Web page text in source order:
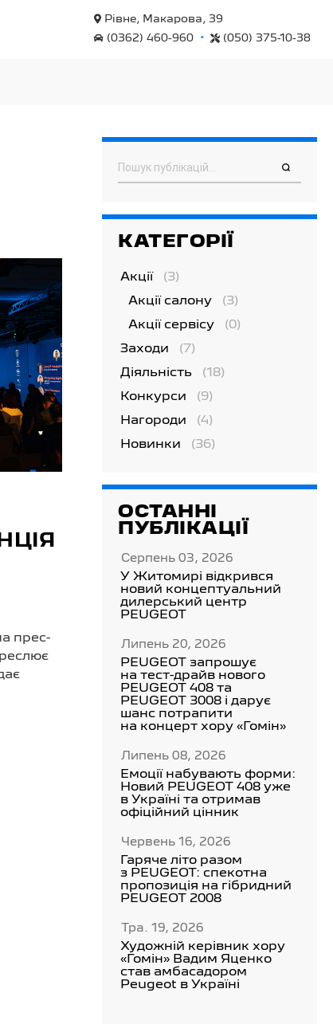
Рівне, Макарова, 39
(0362) 460-960
• (050) 375-10-38
прес-
Пошук
КАТЕГОРІЇ
Акції (3)
Акції салону (3)
Акції сервісу (0)
Заходи (7)
Діяльність (18)
Конкурси (9)
Нагороди (4)
Новинки (36)
ОСТАННІ
ПУБЛІКАЦІЇ
Серпень 03, 2026
У Житомирі відкрився
новий концептуальний
дилерський центр
PEUGEOT
Липень 20, 2026
PEUGEOT запрошує
на тест-драйв нового
PEUGEOT 408 та
PEUGEOT 3008 і дарує
шанс потрапити
на концерт хору «Гомін»
Липень 08, 2026
Емоції набувають форми:
Новий PEUGEOT 408 уже
в Україні та отримав
офіційний цінник
Червень 16, 2026
Гаряче літо разом
з PEUGEOT: спекотна
пропозиція на гібридний
PEUGEOT 2008
Тра. 19, 2026
Художній керівник хору
«Гомін» Вадим Яценко
став амбасадором
Peugeot в Україні